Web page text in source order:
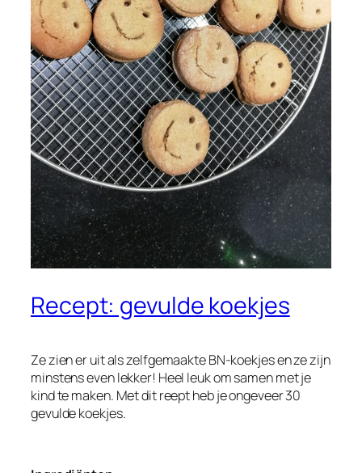
Recept: gevulde koekjes
Ze zien er uit als zelfgemaakte BN-koekjes en ze zijn
minstens even lekker! Heel leuk om samen met je
kind te maken. Met dit reept heb je ongeveer 30
gevulde koekjes.